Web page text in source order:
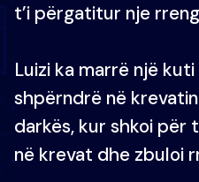
t’i përgatitur nje
Luizi ka marrë një
shpërndrë në
darkës, kur shkoi
në krevat dhe zbuloi